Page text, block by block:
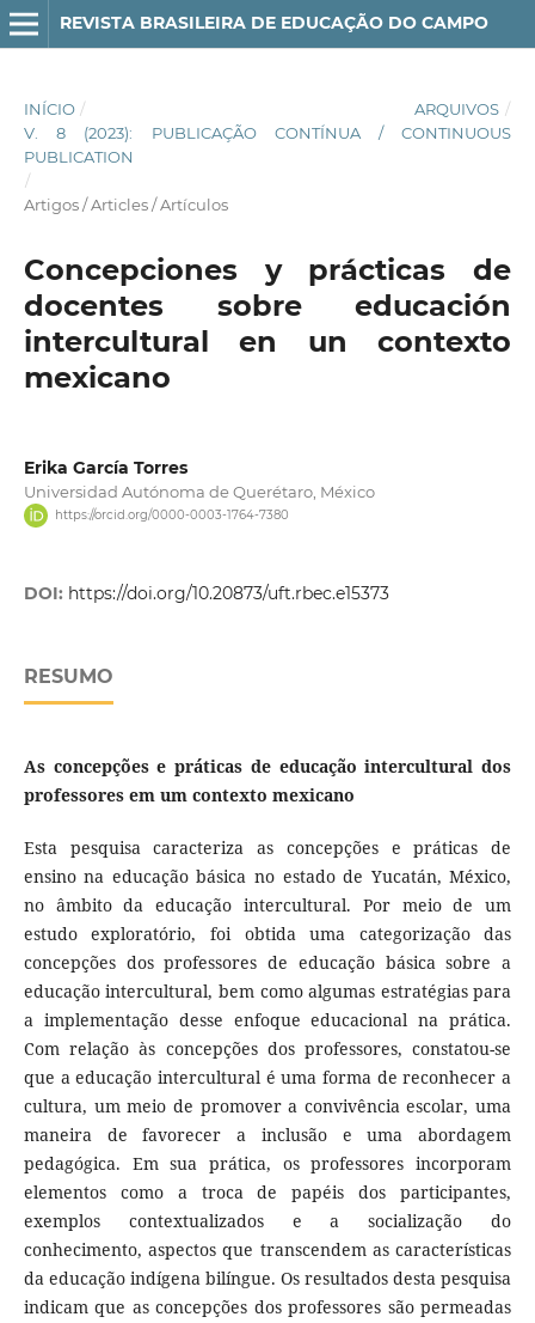
REVISTA BRASILEIRA DE EDUCAÇÃO DO CAMPO
INÍCIO / ARQUIVOS /
V. 8 (2023): PUBLICAÇÃO CONTÍNUA / CONTINUOUS
PUBLICATION
/
Artigos / Articles / Artículos
Concepciones y prácticas de
docentes sobre educación
intercultural en un contexto
mexicano
Erika García Torres
Universidad Autónoma de Querétaro, México
https://orcid.org/0000-0003-1764-7380
DOI: https://doi.org/10.20873/uft.rbec.e15373
RESUMO
As concepções e práticas de educação intercultural dos
professores em um contexto mexicano
Esta pesquisa caracteriza as concepções e práticas de
ensino na educação básica no estado de Yucatán, México,
no âmbito da educação intercultural. Por meio de um
estudo exploratório, foi obtida uma categorização das
concepções dos professores de educação básica sobre a
educação intercultural, bem como algumas estratégias para
a implementação desse enfoque educacional na prática.
Com relação às concepções dos professores, constatou-se
que a educação intercultural é uma forma de reconhecer a
cultura, um meio de promover a convivência escolar, uma
maneira de favorecer a inclusão e uma abordagem
pedagógica. Em sua prática, os professores incorporam
elementos como a troca de papéis dos participantes,
exemplos contextualizados e a socialização do
conhecimento, aspectos que transcendem as características
da educação indígena bilíngue. Os resultados desta pesquisa
indicam que as concepções dos professores são permeadas